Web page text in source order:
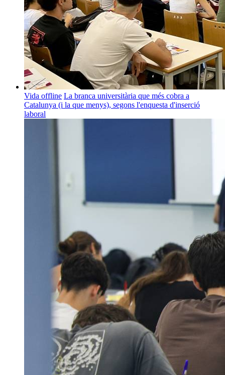
Vida offline La branca universitària que més cobra a
Catalunya (i la que menys), segons l'enquesta d'inserció
laboral